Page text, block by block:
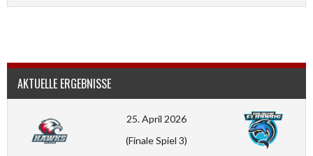
AKTUELLE ERGEBNISSE
25. April 2026
(Finale Spiel 3)